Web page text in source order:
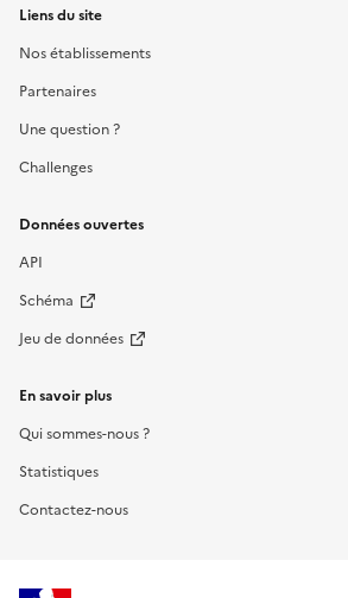
Liens du site
Nos établissements
Partenaires
Une question ?
Challenges
Données ouvertes
API
Schéma
Jeu de données
En savoir plus
Qui sommes-nous ?
Statistiques
Contactez-nous